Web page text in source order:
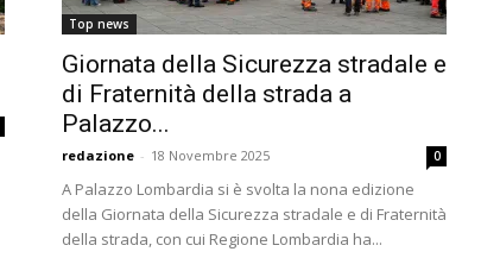
Top news
Giornata della Sicurezza stradale e
di Fraternità della strada a
Palazzo...
redazione - 18 Novembre 2025 0
A Palazzo Lombardia si è svolta la nona edizione
della Giornata della Sicurezza stradale e di Fraternità
della strada, con cui Regione Lombardia ha...